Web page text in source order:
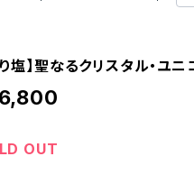
り塩】聖なるクリスタル・ユ
OUT